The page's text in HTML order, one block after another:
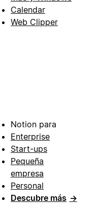
Calendar
Web Clipper
Notion para
Enterprise
Start-ups
Pequeña
empresa
Personal
Descubre más →